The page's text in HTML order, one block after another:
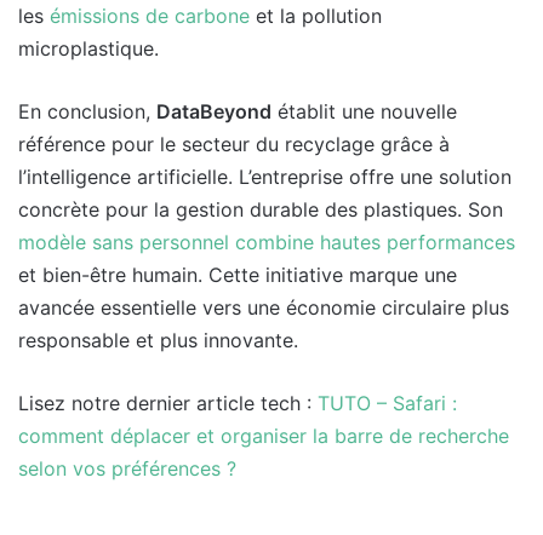
les émissions de carbone et la pollution
microplastique.
En conclusion, DataBeyond établit une nouvelle
référence pour le secteur du recyclage grâce à
l’intelligence artificielle. L’entreprise offre une solution
concrète pour la gestion durable des plastiques. Son
modèle sans personnel combine hautes performances
et bien-être humain. Cette initiative marque une
avancée essentielle vers une économie circulaire plus
responsable et plus innovante.
Lisez notre dernier article tech : TUTO – Safari :
comment déplacer et organiser la barre de recherche
selon vos préférences ?